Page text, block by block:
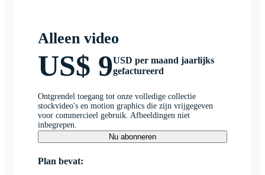
Alleen video
US$ 9USD per maand jaarlijks
gefactureerd
Ontgrendel toegang tot onze volledige collectie
stockvideo's en motion graphics die zijn vrijgegeven
voor commercieel gebruik. Afbeeldingen niet
inbegrepen.
Nu abonneren
Plan bevat: